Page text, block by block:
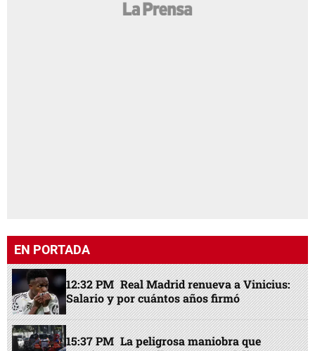
EN PORTADA
12:32 PM Real Madrid renueva a Vinicius:
Salario y por cuántos años firmó
15:37 PM La peligrosa maniobra que